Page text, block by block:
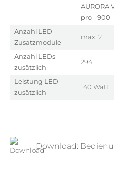
AURORA
pro - 900
Anzahl LED
Zusatzmodule
max. 2
Anzahl LEDs
zusätzlich
294
Leistung LED
zusätzlich
140 Watt
Download: